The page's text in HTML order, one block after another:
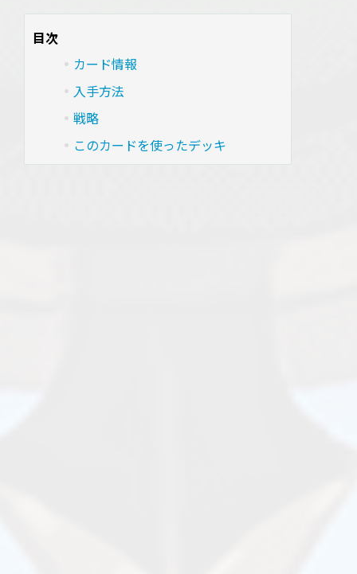
目次
カード情報
入手方法
戦略
このカードを使ったデッキ